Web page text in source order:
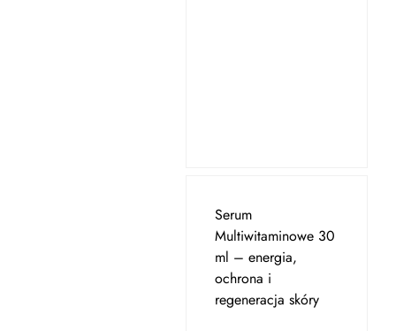
Serum
Multiwitaminowe 30
ml – energia,
ochrona i
regeneracja skóry